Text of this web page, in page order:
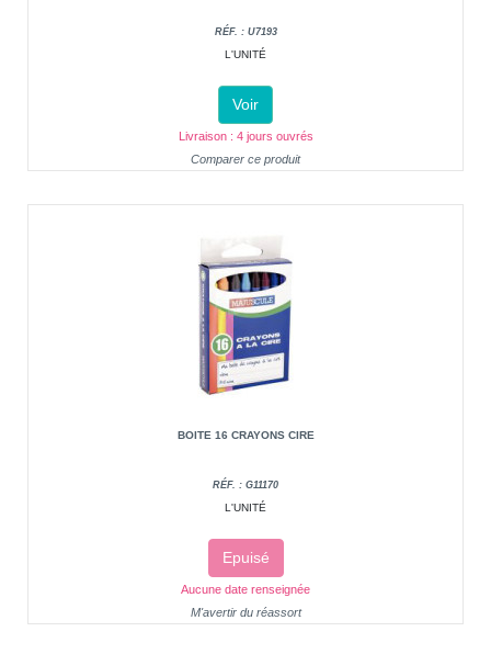
RÉF. : U7193
L'UNITÉ
Voir
Livraison : 4 jours ouvrés
Comparer ce produit
BOITE 16 CRAYONS CIRE
RÉF. : G11170
L'UNITÉ
Epuisé
Aucune date renseignée
M'avertir du réassort